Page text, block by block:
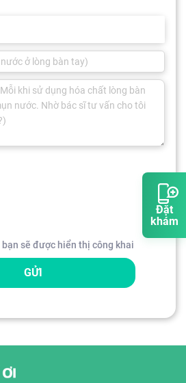
Đặt
khám
sẽ được hiển thị công khai
GỬI